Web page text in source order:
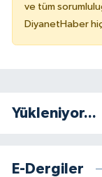
ve tüm
DiyanetHaber
Yükleniyor...
E-Dergiler